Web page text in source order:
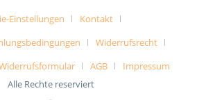
Einstellungen
Kontakt
Widerrufsrecht
AGB
Impressum
Alle Rechte reserviert